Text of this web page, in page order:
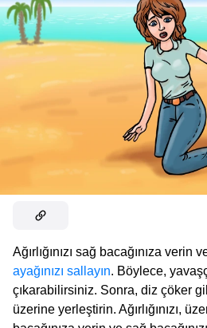
Ağırlığınızı sağ bacağınıza verin
ayağınızı sallayın. Böylece,
çıkarabilirsiniz. Sonra, diz çöker
üzerine yerleştirin. Ağırlığınızı,